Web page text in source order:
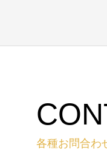
各種お問合わ